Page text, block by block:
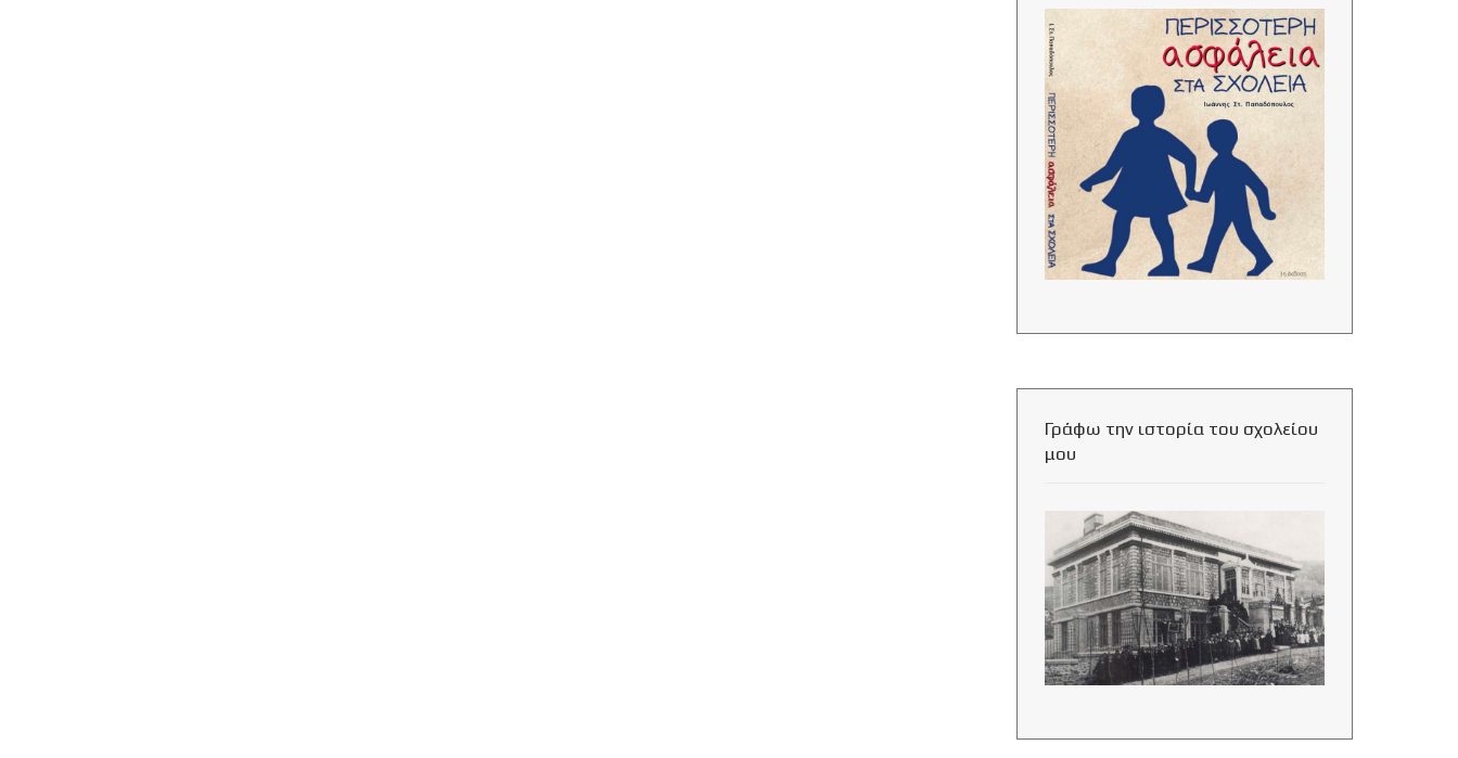
Γράφω την ιστορία του σχολείου
μου